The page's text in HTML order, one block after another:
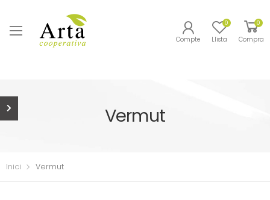
Compte
0
Llista
0
Compra
Vermut
Inici Vermut